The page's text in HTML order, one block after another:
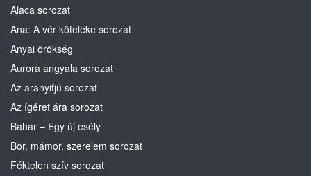
Alaca sorozat
Ana: A vér köteléke sorozat
Anyai örökség
Aurora angyala sorozat
Az aranyifjú sorozat
Az ígéret ára sorozat
Bahar – Egy új esély
Bor, mámor, szerelem sorozat
Féktelen szív sorozat